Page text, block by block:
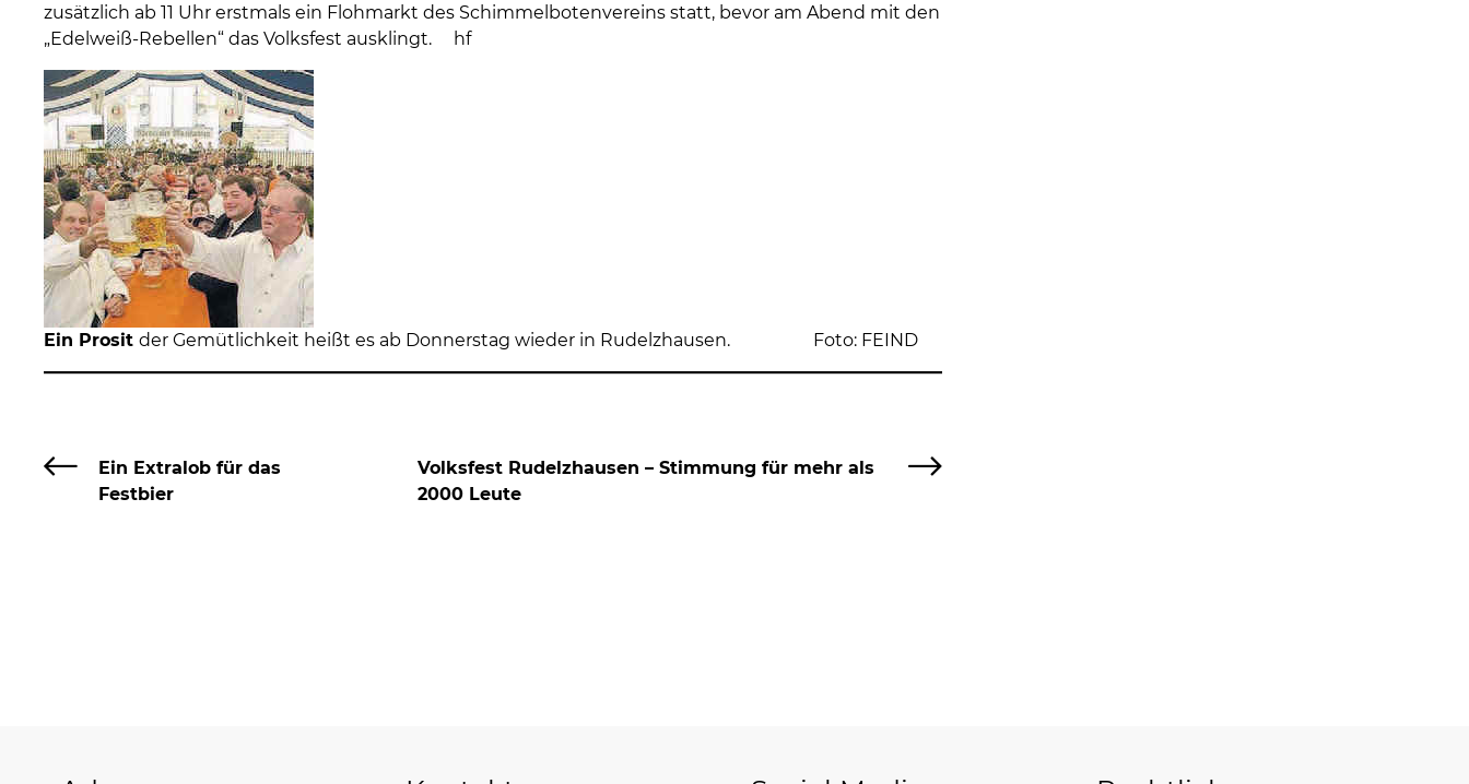
zusätzlich ab 11 Uhr erstmals ein Flohmarkt des Schimmelbotenvereins statt, bevor am Abend mit den
„Edelweiß-Rebellen“ das Volksfest ausklingt. hf
Ein Prosit der Gemütlichkeit heißt es ab Donnerstag wieder in Rudelzhausen. Foto: FEIND
Ein Extralob für das
Festbier
Volksfest Rudelzhausen – Stimmung für mehr als
2000 Leute